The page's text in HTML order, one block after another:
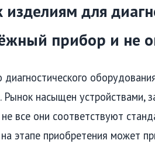
изделиям для
прибор и не
диагностического
Рынок насыщен устройствами,
все они соответствуют
этапе приобретения может